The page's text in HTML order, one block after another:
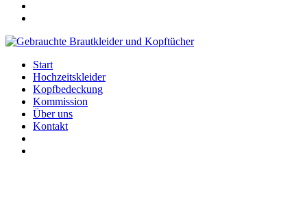
Start
Hochzeitskleider
Kopfbedeckung
Kommission
Über uns
Kontakt